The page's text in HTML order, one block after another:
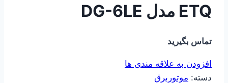
ETQ مدل DG-6LE
تماس بگیرید
افزودن به علاقه مندی ها
دسته: موتوربرق